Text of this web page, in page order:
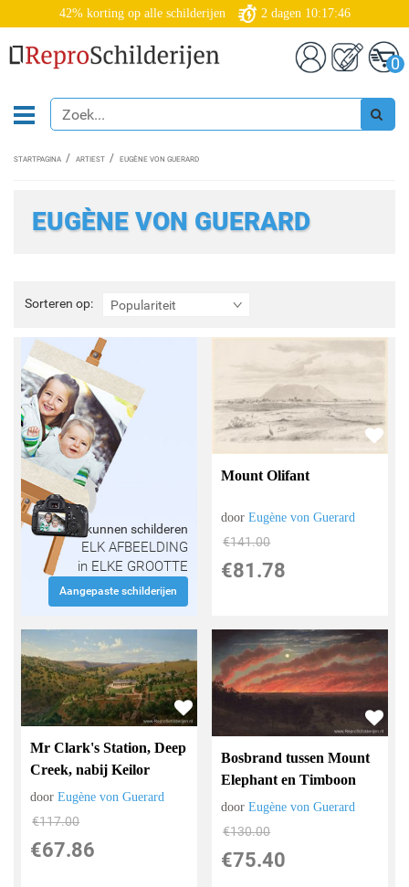
42% korting op alle schilderijen 2 dagen 10:17:45
0
STARTPAGINA ARTIEST EUGÈNE VON GUERARD
EUGÈNE VON GUERARD
Sorteren op: Populariteit
Sorteren
op:
Wij kunnen schilderen
ELK AFBEELDING
in ELKE GROOTTE
Aangepaste schilderijen
Mount Olifant
doorEugène von Guerard
€141.00
€81.78
Mr Clark's Station, Deep
Creek, nabij Keilor
doorEugène von Guerard
€117.00
€67.86
Bosbrand tussen Mount
Elephant en Timboon
doorEugène von Guerard
€130.00
€75.40